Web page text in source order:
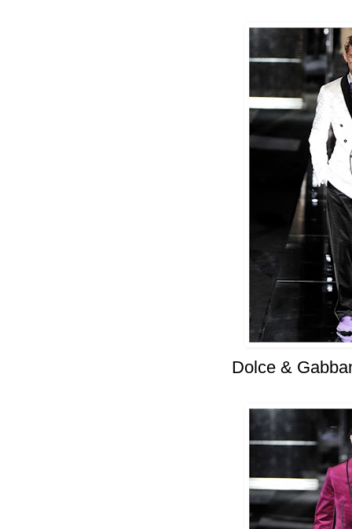
Dolce &